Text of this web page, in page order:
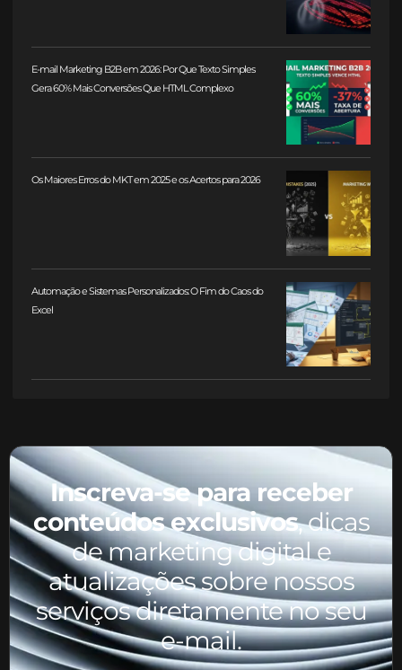
E-mail Marketing B2B em 2026: Por Que Texto Simples
Gera 60% Mais Conversões Que HTML Complexo
Os Maiores Erros do MKT em 2025 e os Acertos para 2026
Automação e Sistemas Personalizados: O Fim do Caos do
Excel
Inscreva-se para receber
conteúdos exclusivos, dicas
de marketing digital e
atualizações sobre nossos
serviços diretamente no seu
e-mail.